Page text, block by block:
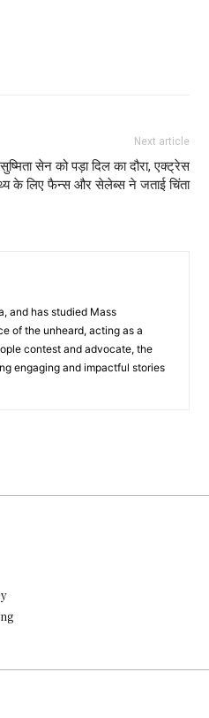
Next article
सेन को पड़ा दिल का दौरा, एक्ट्रेस
के लिए फैन्स और सेलेब्स ने जताई चिंता
and has studied Mass
of the unheard, acting as a
contest and advocate, the
engaging and impactful stories